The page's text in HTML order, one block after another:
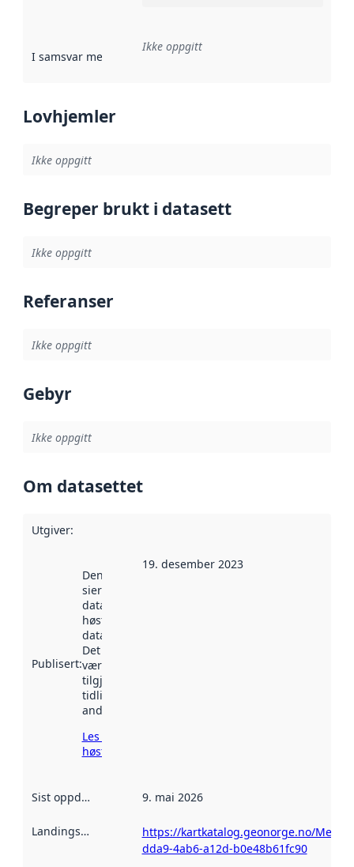
I samsvar med Referanse til en implementasjonsregel
Ikke oppgitt
Lovhjemler
Ikke oppgitt
Begreper brukt i datasett
Ikke oppgitt
Referanser
Ikke oppgitt
Gebyr
Ikke oppgitt
Om datasettet
Utgiver:
Publisert:
Denne datoen
sier når
datasettet ble
høstet av
data.norge.no.
Det kan ha
vært
tilgjengelig
tidligere
andre steder.
Les mer om
høsting her
19. desember 2023
Sist oppdatert 9. mai 2026
Landingsside
https://kartkatalog.geonorge.no/
dda9-4ab6-a12d-b0e48b61fc90